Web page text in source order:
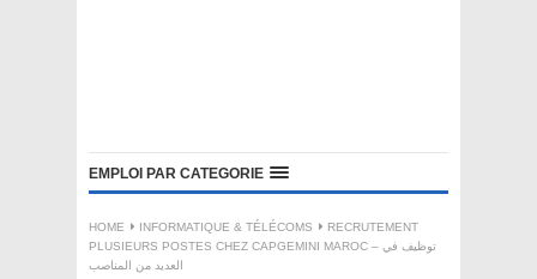
EMPLOI PAR CATEGORIE
HOME INFORMATIQUE & TÉLÉCOMS
RECRUTEMENT
PLUSIEURS POSTES CHEZ CAPGEMINI MAROC – توظيف في
العديد من المناصب